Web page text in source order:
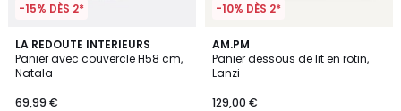
-15% DÈS 2*
LA REDOUTE INTERIEURS
Panier avec couvercle H58 cm,
Natala
69,99 €
4,9
/ 5
-10% DÈS 2*
AM.PM
Panier dessous de lit en rotin,
Lanzi
129,00 €
4
/
5